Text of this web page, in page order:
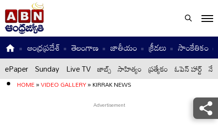
ఆంధ్రప్రదేశ్ తెలంగాణ జాతీయం క్రీడలు సాంకేతికం
ePaper Sunday Live TV జాబ్స్ సాహిత్యం ప్రత్యేకం ఓపెన్ హార్ట్
HOME»VIDEO GALLERY»KIRRAK NEWS